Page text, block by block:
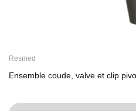
Resmed
Ensemble coude, valve et clip